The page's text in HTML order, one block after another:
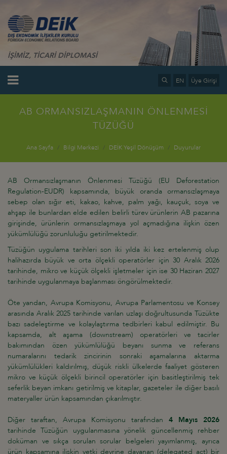
İŞİMİZ, TİCARİ DİPLOMASİ
EN Üye Girişi
AB ORMANSIZLAŞMANIN ÖNLENMESİ
TÜZÜĞÜ
Ana Sayfa Bilgi Merkezi DEİK Yeşil Dönüşüm Duyurular
AB Ormansızlaşmanın Önlenmesi Tüzüğü (EU Deforestation
Regulation-EUDR) kapsamında, büyük oranda ormansızlaşmaya
sebep olan sığır eti, kakao, kahve, palm yağı, kauçuk, soya ve
ahşap ile bunlardan elde edilen belirli türev ürünlerin AB pazarına
girişinde, ürünlerin ormansızlaşmaya yol açmadığına ilişkin özen
yükümlülüğü zorunluluğu getirilmektedir.
Tüzüğün uygulama tarihleri son iki yılda iki kez ertelenmiş olup
halihazırda büyük ve orta ölçekli operatörler için 30 Aralık 2026
tarihinde, mikro ve küçük ölçekli işletmeler için ise 30 Haziran 2027
tarihinde uygulanmaya başlanması öngörülmektedir.
Öte yandan, Avrupa Komisyonu, Avrupa Parlamentosu ve Konsey
arasında Aralık 2025 tarihinde varılan uzlaşı doğrultusunda Tüzükte
bazı sadeleştirme ve kolaylaştırma tedbirleri kabul edilmiştir. Bu
kapsamda, alt aşama (downstream) operatörleri ve tacirler
bakımından özen yükümlülüğü beyanı sunma ve referans
numaralarını tedarik zincirinin sonraki aşamalarına aktarma
yükümlülükleri kaldırılmış, düşük riskli ülkelerde faaliyet gösteren
mikro ve küçük ölçekli birincil operatörler için basitleştirilmiş tek
seferlik beyan imkanı getirilmiş ve kitaplar, gazeteler ile diğer basılı
materyaller ürün kapsamından çıkarılmıştır.
Diğer taraftan, Avrupa Komisyonu tarafından 4 Mayıs 2026
tarihinde Tüzüğün uygulanmasına yönelik güncellenmiş rehber
doküman ve sıkça sorulan sorular belgeleri yayımlanmış, ayrıca
ürün kapsamına ilişkin yetki devrine dayanan (delegated act) bir